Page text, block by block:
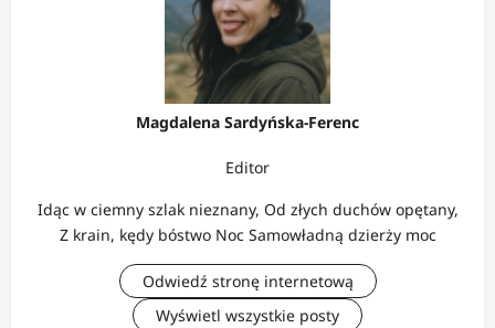
Magdalena Sardyńska-Ferenc
Editor
Idąc w ciemny szlak nieznany, Od złych duchów opętany,
Z krain, kędy bóstwo Noc Samowładną dzierży moc
Odwiedź stronę internetową
Wyświetl wszystkie posty